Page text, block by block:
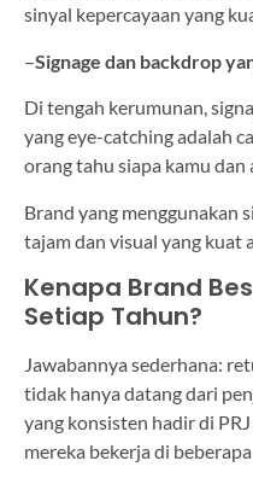
sinyal kepercayaan yang
–Signage dan backdrop
Di tengah kerumunan,
yang eye-catching adalah
orang tahu siapa kamu
Brand yang menggunakan
tajam dan visual yang kuat
Kenapa Brand
Setiap Tahun?
Jawabannya sederhana:
tidak hanya datang dari
yang konsisten hadir di
mereka bekerja di